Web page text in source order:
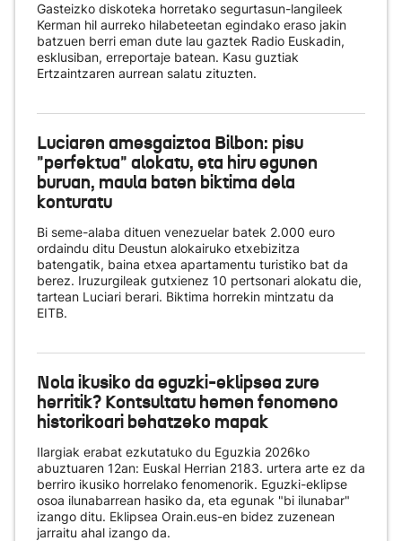
Gasteizko diskoteka horretako segurtasun-langileek
Kerman hil aurreko hilabeteetan egindako eraso jakin
batzuen berri eman dute lau gaztek Radio Euskadin,
esklusiban, erreportaje batean. Kasu guztiak
Ertzaintzaren aurrean salatu zituzten.
Luciaren amesgaiztoa Bilbon: pisu
"perfektua" alokatu, eta hiru egunen
buruan, maula baten biktima dela
konturatu
Bi seme-alaba dituen venezuelar batek 2.000 euro
ordaindu ditu Deustun alokairuko etxebizitza
batengatik, baina etxea apartamentu turistiko bat da
berez. Iruzurgileak gutxienez 10 pertsonari alokatu die,
tartean Luciari berari. Biktima horrekin mintzatu da
EITB.
Nola ikusiko da eguzki-eklipsea zure
herritik? Kontsultatu hemen fenomeno
historikoari behatzeko mapak
Ilargiak erabat ezkutatuko du Eguzkia 2026ko
abuztuaren 12an: Euskal Herrian 2183. urtera arte ez da
berriro ikusiko horrelako fenomenorik. Eguzki-eklipse
osoa ilunabarrean hasiko da, eta egunak "bi ilunabar"
izango ditu. Eklipsea Orain.eus-en bidez zuzenean
jarraitu ahal izango da.